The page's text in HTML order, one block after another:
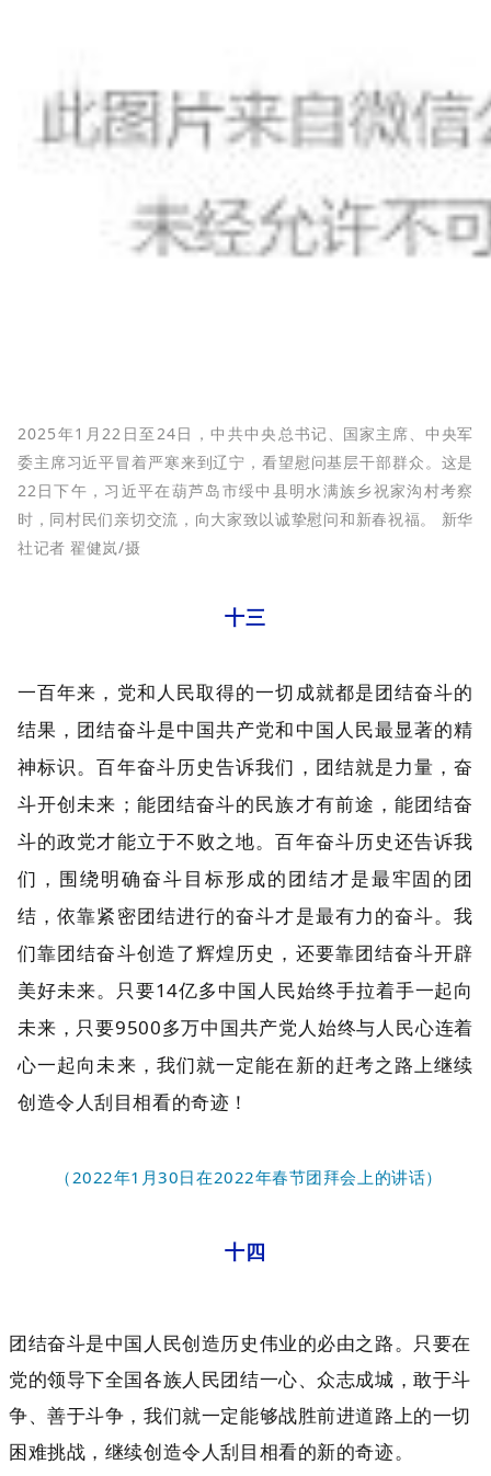
2025年1月22日至24日，中共中央总书记、国家主席、中央军
委主席习近平冒着严寒来到辽宁，看望慰问基层干部群众。这是
22日下午，习近平在葫芦岛市绥中县明水满族乡祝家沟村考察
时，同村民们亲切交流，向大家致以诚挚慰问和新春祝福。 新华
社记者 翟健岚/摄
十三
一百年来，党和人民取得的一切成就都是团结奋斗的
结果，团结奋斗是中国共产党和中国人民最显著的精
神标识。百年奋斗历史告诉我们，团结就是力量，奋
斗开创未来；能团结奋斗的民族才有前途，能团结奋
斗的政党才能立于不败之地。百年奋斗历史还告诉我
们，围绕明确奋斗目标形成的团结才是最牢固的团
结，依靠紧密团结进行的奋斗才是最有力的奋斗。我
们靠团结奋斗创造了辉煌历史，还要靠团结奋斗开辟
美好未来。只要14亿多中国人民始终手拉着手一起向
未来，只要9500多万中国共产党人始终与人民心连着
心一起向未来，我们就一定能在新的赶考之路上继续
创造令人刮目相看的奇迹！
（2022年1月30日在2022年春节团拜会上的讲话）
十四
团结奋斗是中国人民创造历史伟业的必由之路。只要在
党的领导下全国各族人民团结一心、众志成城，敢于斗
争、善于斗争，我们就一定能够战胜前进道路上的一切
困难挑战，继续创造令人刮目相看的新的奇迹。